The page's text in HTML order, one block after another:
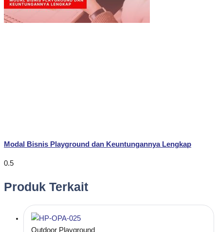
Modal Bisnis Playground dan Keuntungannya Lengkap
Produk Terkait
Outdoor Playground